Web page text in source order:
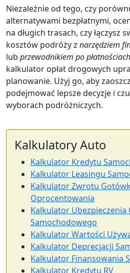
Niezależnie od tego, czy
alternatywami bezpłatnymi,
na długich trasach, czy łączysz
kosztów podróży z narzędziem
lub przewodnikiem po
kalkulator opłat drogowych
planowanie. Użyj go, aby
podejmować lepsze decyzje i
wyborach podróżniczych.
Kalkulatory Auto
Kalkulator Kredytu
Kalkulator Leasingu
Kalkulator Zwrotu
Oprocentowania
Kalkulator Ubezpieczenia
Samochodowego
Kalkulator Wartości
Kalkulator Deprecjacji
Kalkulator Finansowania
Kalkulator Kredytu RV